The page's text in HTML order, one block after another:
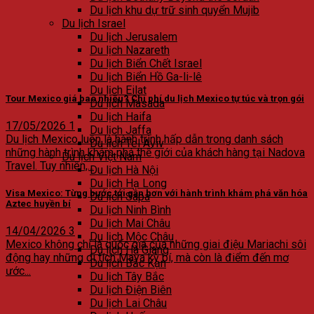
Du lịch khu dự trữ sinh quyển Mujib
Du lịch Israel
Du lịch Jerusalem
Du lịch Nazareth
Du lịch Biển Chết Israel
Du lịch Biển Hồ Ga-li-lê
Du lịch Eilat
Du lịch Masada
Du lịch Haifa
Du lịch Jaffa
Du lịch Tel Aviv
Du lịch Việt Nam
Du lịch Hà Nội
Du lịch Hạ Long
Du lịch Sapa
Du lịch Ninh Bình
Du lịch Mai Châu
Du lịch Mộc Châu
Du lịch Hà Giang
Du lịch Bắc Kạn
Du lịch Tây Bắc
Du lịch Điện Biên
Du lịch Lai Châu
Tour Mexico giá bao nhiêu? Chi phí du lịch Mexico tự túc và trọn gói
17/05/2026 1
Du lịch Mexico luôn là hành trình hấp dẫn trong danh sách
những hành trình khám phá thế giới của khách hàng tại Nadova
Travel. Tuy nhiên,...
Visa Mexico: Từng bước tới gần hơn với hành trình khám phá văn hóa
Aztec huyền bí
14/04/2026 3
Mexico không chỉ là quốc gia của những giai điệu Mariachi sôi
động hay những di tích Maya kỳ bí, mà còn là điểm đến mơ
ước...